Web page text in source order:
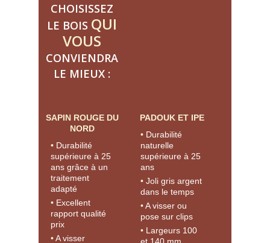
CHOISISSEZ
LE BOIS QUI
VOUS
CONVIENDRA
LE MIEUX :
SAPIN ROUGE DU
NORD
Durabilité
supérieure à 25
ans grâce à un
traitement
adapté
Excellent
rapport qualité
prix
A visser
PADOUK ET IPE
Durabilité
naturelle
supérieure à 25
ans
Joli gris argent
dans le temps
A visser ou
pose sur clips
Largeurs 100
et 140 mm